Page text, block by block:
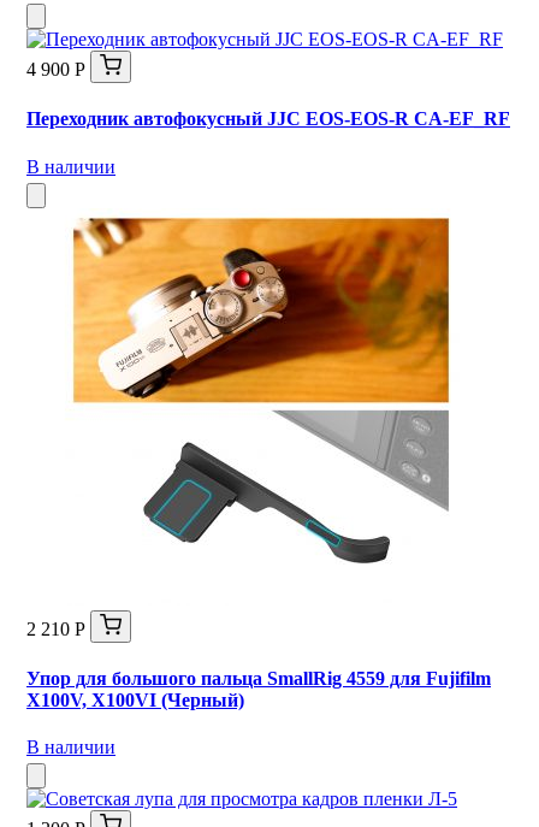
4 900 Р
Переходник автофокусный JJC EOS-EOS-R CA-EF_RF
В наличии
2 210 Р
Упор для большого пальца SmallRig 4559 для Fujifilm
X100V, X100VI (Черный)
В наличии